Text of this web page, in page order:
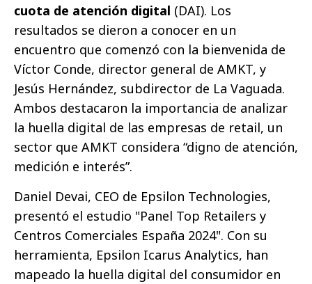
cuota de atención digital (DAI). Los
resultados se dieron a conocer en un
encuentro que comenzó con la bienvenida de
Víctor Conde, director general de AMKT, y
Jesús Hernández, subdirector de La Vaguada.
Ambos destacaron la importancia de analizar
la huella digital de las empresas de retail, un
sector que AMKT considera “digno de atención,
medición e interés”.
Daniel Devai, CEO de Epsilon Technologies,
presentó el estudio "Panel Top Retailers y
Centros Comerciales España 2024". Con su
herramienta, Epsilon Icarus Analytics, han
mapeado la huella digital del consumidor en